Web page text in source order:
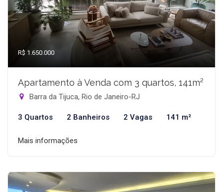
R$ 1.650.000
Apartamento à Venda com 3 quartos, 141m²
Barra da Tijuca, Rio de Janeiro-RJ
3 Quartos 2 Banheiros 2 Vagas 141 m²
Mais informações